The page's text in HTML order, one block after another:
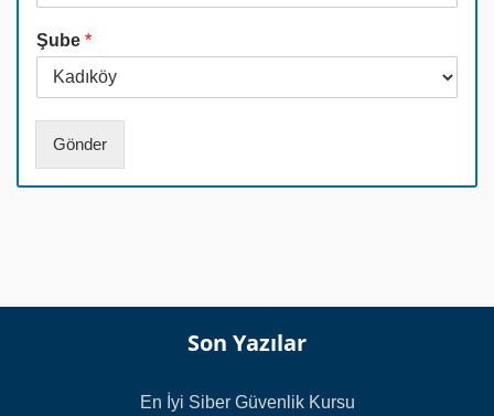
n
a
i
Şube *
Gönder
Son Yazılar
En İyi Siber Güvenlik Kursu